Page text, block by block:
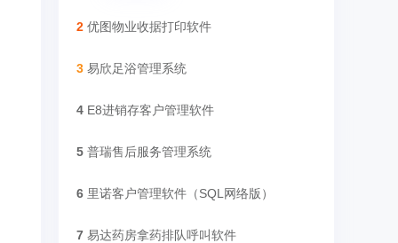
2 优图物业收据打印软件
3 易欣足浴管理系统
4 E8进销存客户管理软件
5 普瑞售后服务管理系统
6 里诺客户管理软件（SQL网络版）
7 易达药房拿药排队呼叫软件